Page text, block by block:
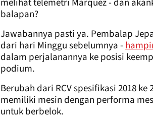
balapan?
Jawabannya pasti ya. Pembalap
dari hari Minggu sebelumnya -
dalam perjalanannya ke posisi
podium.
Berubah dari RCV spesifikasi 2018
memiliki mesin dengan performa
untuk berbelok.